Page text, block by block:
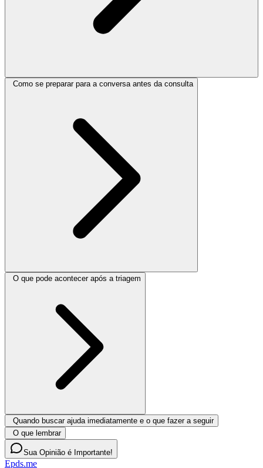
Como se preparar para a conversa antes da consulta
O que pode acontecer após a triagem
Quando buscar ajuda imediatamente e o que fazer a seguir
O que lembrar
Sua Opinião é Importante!
Epds.me